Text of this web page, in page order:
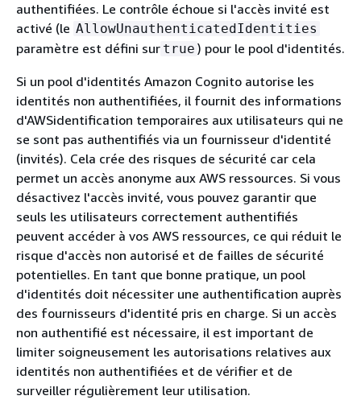
authentifiées. Le contrôle échoue si l'accès invité est
activé (le AllowUnauthenticatedIdentities
paramètre est défini sur true ) pour le pool d'identités.
Si un pool d'identités Amazon Cognito autorise les
identités non authentifiées, il fournit des informations
d'AWSidentification temporaires aux utilisateurs qui ne
se sont pas authentifiés via un fournisseur d'identité
(invités). Cela crée des risques de sécurité car cela
permet un accès anonyme aux AWS ressources. Si vous
désactivez l'accès invité, vous pouvez garantir que
seuls les utilisateurs correctement authentifiés
peuvent accéder à vos AWS ressources, ce qui réduit le
risque d'accès non autorisé et de failles de sécurité
potentielles. En tant que bonne pratique, un pool
d'identités doit nécessiter une authentification auprès
des fournisseurs d'identité pris en charge. Si un accès
non authentifié est nécessaire, il est important de
limiter soigneusement les autorisations relatives aux
identités non authentifiées et de vérifier et de
surveiller régulièrement leur utilisation.